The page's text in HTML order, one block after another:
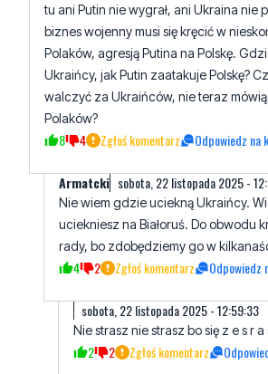
tu ani Putin nie wygrał, ani Ukraina nie
biznes wojenny musi się kręcić w
Polaków, agresją Putina na Polskę.
Ukraińcy, jak Putin zaatakuje Polskę?
walczyć za Ukraińców, nie teraz
Polaków?
8 4 Zgłoś komentarz Odpowiedz na
Armatcki sobota, 22 listopada 2025 -
Nie wiem gdzie uciekną Ukraińcy.
uciekniesz na Białoruś. Do obwodu
rady, bo zdobędziemy go w
4 2 Zgłoś komentarz Odpowiedz
sobota, 22 listopada 2025 - 12:59:33
Nie strasz nie strasz bo się z e s r a
2 2 Zgłoś komentarz